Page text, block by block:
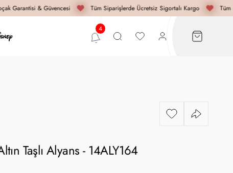
Garantisi & Güvencesi Tüm Siparişlerde Ücretsiz Sigortalı Kargo Tüm
Taşlı Alyans - 14ALY164